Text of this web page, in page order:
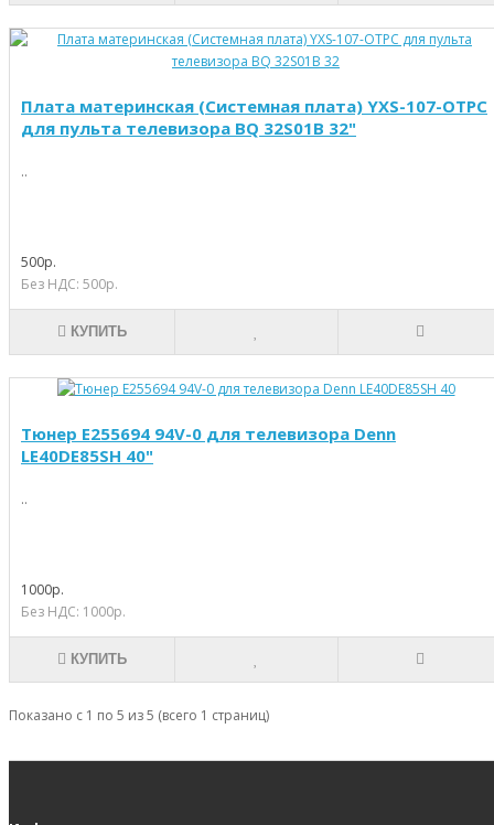
Плата материнская (Системная плата) YXS-107-OTPC
для пульта телевизора BQ 32S01B 32"
..
500р.
Без НДС: 500р.
КУПИТЬ
Тюнер E255694 94V-0 для телевизора Denn
LE40DE85SH 40"
..
1000р.
Без НДС: 1000р.
КУПИТЬ
Показано с 1 по 5 из 5 (всего 1 страниц)